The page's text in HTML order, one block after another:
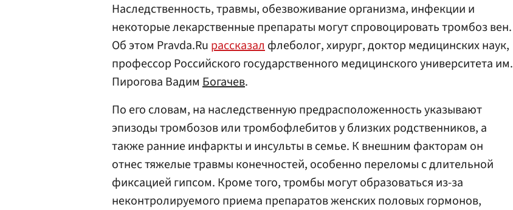
Наследственность, травмы, обезвоживание организма, инфекции и
некоторые лекарственные препараты могут спровоцировать тромбоз вен.
Об этом Pravda.Ru рассказалфлеболог, хирург, доктор медицинских наук,
профессор Российского государственного медицинского университета им.
Пирогова Вадим Богачев.
По его словам, на наследственную предрасположенность указывают
эпизоды тромбозов или тромбофлебитов у близких родственников, а
также ранние инфаркты и инсульты в семье. К внешним факторам он
отнес тяжелые травмы конечностей, особенно переломы с длительной
фиксацией гипсом. Кроме того, тромбы могут образоваться из-за
неконтролируемого приема препаратов женских половых гормонов,